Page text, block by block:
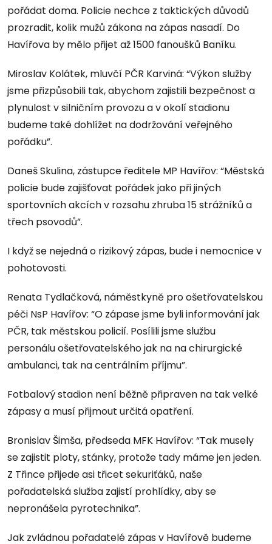
pořádat doma. Policie nechce z taktických důvodů
prozradit, kolik mužů zákona na zápas nasadí. Do
Havířova by mělo přijet až 1500 fanoušků Baníku.
Miroslav Kolátek, mluvčí PČR Karviná: “Výkon služby
jsme přizpůsobili tak, abychom zajistili bezpečnost a
plynulost v silničním provozu a v okolí stadionu
budeme také dohlížet na dodržování veřejného
pořádku”.
Daneš Skulina, zástupce ředitele MP Havířov: “Městská
policie bude zajišťovat pořádek jako při jiných
sportovních akcích v rozsahu zhruba 15 strážníků a
třech psovodů”.
I když se nejedná o rizikový zápas, bude i nemocnice v
pohotovosti.
Renata Tydlačková, náměstkyně pro ošetřovatelskou
péči NsP Havířov: “O zápase jsme byli informování jak
PČR, tak městskou policií. Posílili jsme službu
personálu ošetřovatelského jak na na chirurgické
ambulanci, tak na centrálním příjmu”.
Fotbalový stadion není běžně připraven na tak velké
zápasy a musí přijmout určitá opatření.
Bronislav Šimša, předseda MFK Havířov: “Tak musely
se zajistit ploty, stánky, protože tady máme jen jeden.
Z Třince přijede asi třicet sekuriťáků, naše
pořadatelská služba zajistí prohlídky, aby se
nepronášela pyrotechnika”.
Jak zvládnou pořadatelé zápas v Havířově budeme